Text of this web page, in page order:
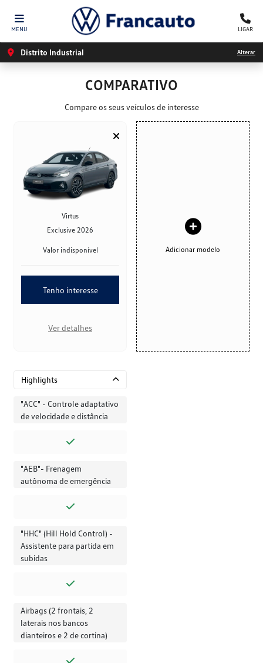
MENU LIGAR
Distrito Industrial Alterar
COMPARATIVO
Compare os seus veículos de interesse
Virtus
Exclusive 2026
Valor indisponível
Tenho interesse
Ver detalhes
Adicionar modelo
Highlights
"ACC" - Controle adaptativo
de velocidade e distância
"AEB"- Frenagem
autônoma de emergência
"HHC" (Hill Hold Control) -
Assistente para partida em
subidas
Airbags (2 frontais, 2
laterais nos bancos
dianteiros e 2 de cortina)